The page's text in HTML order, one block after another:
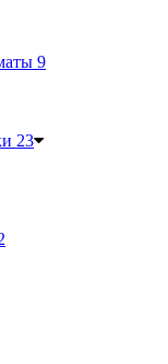
9
23